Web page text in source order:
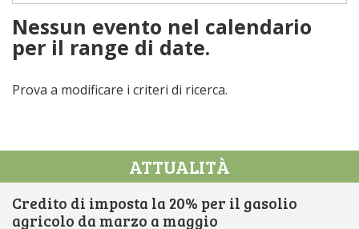
Nessun evento nel calendario
per il range di date.
Prova a modificare i criteri di ricerca.
ATTUALITÀ
Credito di imposta la 20% per il gasolio
agricolo da marzo a maggio